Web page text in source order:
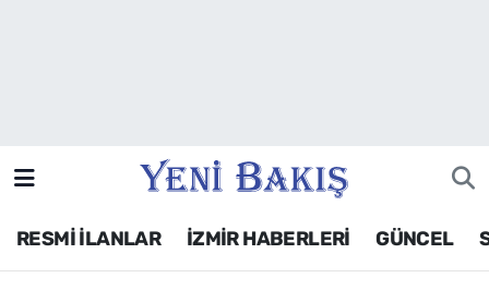
RESMİ İLANLAR İZMİR HABERLERİ GÜNCEL
Siyaset